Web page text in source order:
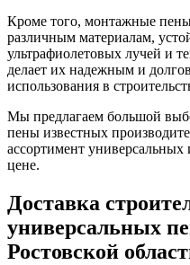
Кроме того, монтажные
различным материалам,
ультрафиолетовых лучей и
делает их надежным и
использования в
Мы предлагаем большой
пены известных
ассортимент
цене.
Доставка
универсальных
Ростовской